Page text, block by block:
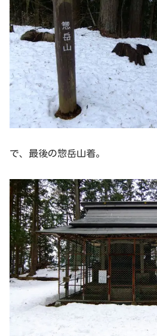
で、最後の惣岳山着。